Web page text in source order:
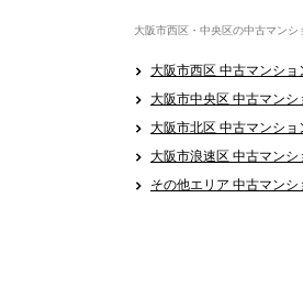
大阪市西区・中央区の中古マンシ
大阪市西区 中古マンショ
大阪市中央区 中古マンシ
大阪市北区 中古マンショ
大阪市浪速区 中古マンシ
その他エリア 中古マンシ